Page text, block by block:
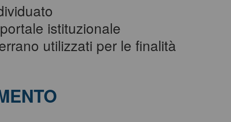
istituzionale
utilizzati per le finalità